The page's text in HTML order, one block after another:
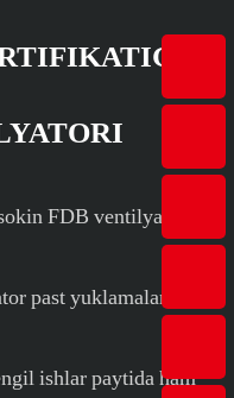
FDB ventilyatori
past yuklamalarda
ishlar paytida ham